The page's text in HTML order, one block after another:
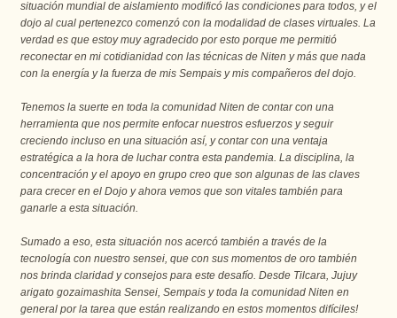
situación mundial de aislamiento modificó las condiciones para todos, y el
dojo al cual pertenezco comenzó con la modalidad de clases virtuales. La
verdad es que estoy muy agradecido por esto porque me permitió
reconectar en mi cotidianidad con las técnicas de Niten y más que nada
con la energía y la fuerza de mis Sempais y mis compañeros del dojo.
Tenemos la suerte en toda la comunidad Niten de contar con una
herramienta que nos permite enfocar nuestros esfuerzos y seguir
creciendo incluso en una situación así, y contar con una ventaja
estratégica a la hora de luchar contra esta pandemia. La disciplina, la
concentración y el apoyo en grupo creo que son algunas de las claves
para crecer en el Dojo y ahora vemos que son vitales también para
ganarle a esta situación.
Sumado a eso, esta situación nos acercó también a través de la
tecnología con nuestro sensei, que con sus momentos de oro también
nos brinda claridad y consejos para este desafío. Desde Tilcara, Jujuy
arigato gozaimashita Sensei, Sempais y toda la comunidad Niten en
general por la tarea que están realizando en estos momentos difíciles!